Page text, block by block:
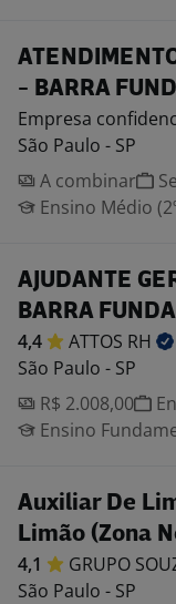
- BARRA
Empresa
São Paulo - SP
A combinar
Ensino Médio
AJUDANTE
BARRA FUNDA
4,4 ATTOS RH
São Paulo - SP
R$ 2.008,00
Ensino
Auxiliar De
Limão (Zona
4,1 GRUPO
São Paulo - SP